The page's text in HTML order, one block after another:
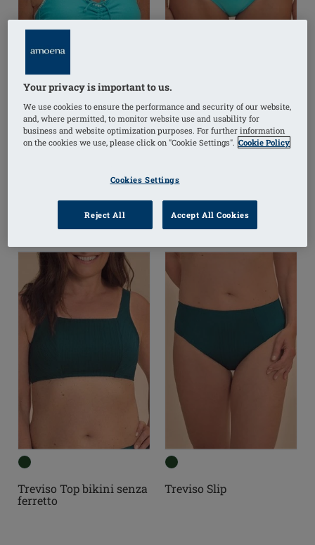
Salerno Top bikini senza
ferretto
Salerno Slip
Treviso Top bikini senza
ferretto
Treviso Slip
Your privacy is important to us.
We use cookies to ensure the performance and security of our website,
and, where permitted, to monitor website use and usability for
business and website optimization purposes. For further information
on the cookies we use, please click on "Cookie Settings". Cookie Policy
Cookies Settings
Reject All Accept All Cookies